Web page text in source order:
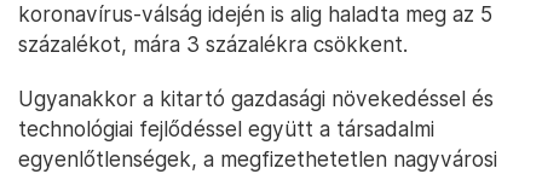
koronavírus-válság idején is alig haladta meg az 5
százalékot, mára 3 százalékra csökkent.
Ugyanakkor a kitartó gazdasági növekedéssel és
technológiai fejlődéssel együtt a társadalmi
egyenlőtlenségek, a megfizethetetlen nagyvárosi